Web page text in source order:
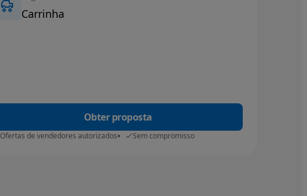
Carrinha
Obter proposta
Ofertas de vendedores autorizados Sem compromisso